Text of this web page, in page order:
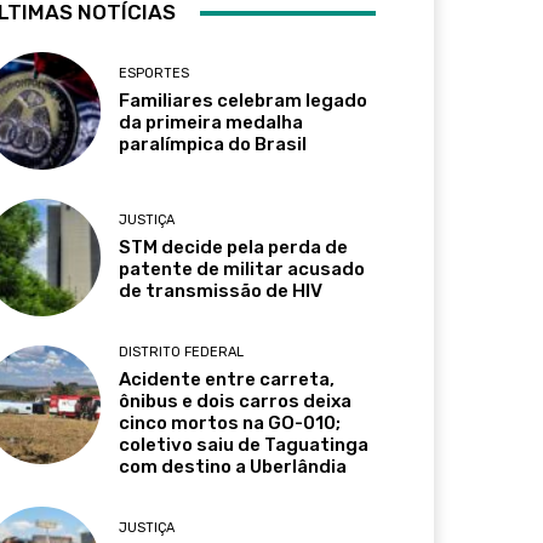
NOTÍCIAS
ESPORTES
Familiares celebram legado
da primeira medalha
paralímpica do Brasil
JUSTIÇA
STM decide pela perda de
patente de militar acusado
de transmissão de HIV
DISTRITO FEDERAL
Acidente entre carreta,
ônibus e dois carros deixa
cinco mortos na GO-010;
coletivo saiu de Taguatinga
com destino a Uberlândia
JUSTIÇA